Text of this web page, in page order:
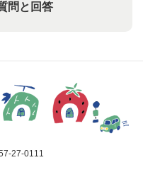
問と回答
27-0111